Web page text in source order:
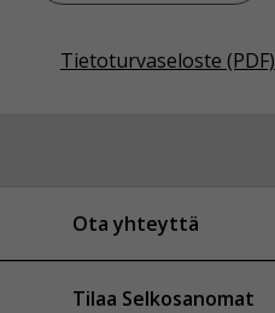
Tietoturvaseloste (PDF)
Ota yhteyttä
Tilaa Selkosanomat